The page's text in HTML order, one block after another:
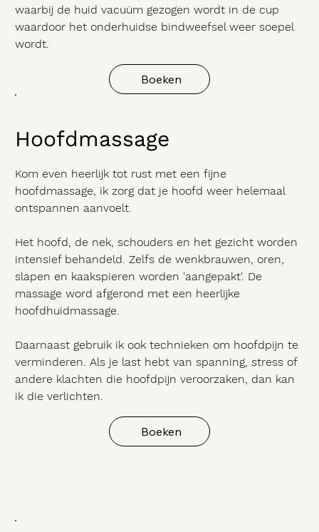
waarbij de huid vacuüm gezogen wordt in de cup
waardoor het onderhuidse bindweefsel weer soepel
wordt.
Boeken
Hoofdmassage
Kom even heerlijk tot rust met een fijne
hoofdmassage, ik zorg dat je hoofd weer helemaal
ontspannen aanvoelt.
Het hoofd, de nek, schouders en het gezicht worden
intensief behandeld. Zelfs de wenkbrauwen, oren,
slapen en kaakspieren worden 'aangepakt'. De
massage word afgerond met een heerlijke
hoofdhuidmassage.
Daarnaast gebruik ik ook technieken om hoofdpijn te
verminderen. Als je last hebt van spanning, stress of
andere klachten die hoofdpijn veroorzaken, dan kan
ik die verlichten.
Boeken